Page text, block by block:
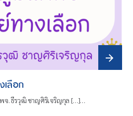
ลือก
จ. ธีรวุฒิ ชาญศิริเจริญกุล […]…